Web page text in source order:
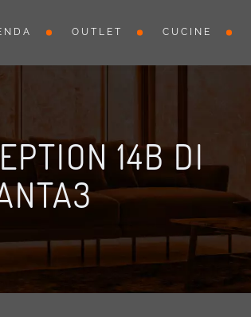
OUTLET CUCINE
14B DI